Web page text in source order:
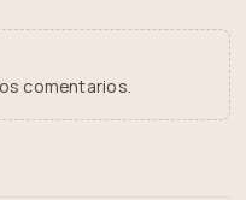
comentarios.